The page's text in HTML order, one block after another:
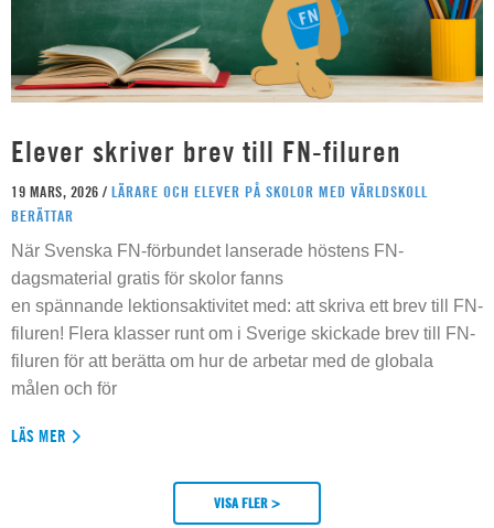
Elever skriver brev till FN-filuren
19 MARS, 2026 / LÄRARE OCH ELEVER PÅ SKOLOR MED VÄRLDSKOLL
BERÄTTAR
När Svenska FN-förbundet lanserade höstens FN-
dagsmaterial gratis för skolor fanns
en spännande lektionsaktivitet med: att skriva ett brev till FN-
filuren! Flera klasser runt om i Sverige skickade brev till FN-
filuren för att berätta om hur de arbetar med de globala
målen och för
LÄS MER
VISA FLER >